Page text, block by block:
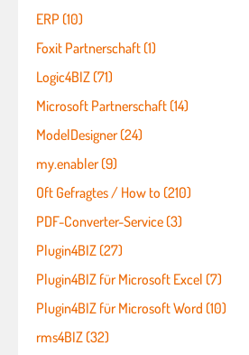
ERP (10)
Foxit Partnerschaft (1)
Logic4BIZ (71)
Microsoft Partnerschaft (14)
ModelDesigner (24)
my.enabler (9)
Oft Gefragtes / How to (210)
PDF-Converter-Service (3)
Plugin4BIZ (27)
Plugin4BIZ für Microsoft Excel (7)
Plugin4BIZ für Microsoft Word (10)
rms4BIZ (32)